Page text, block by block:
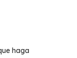
haga